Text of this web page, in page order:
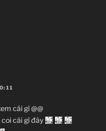
cái gì @@
cái gì đây